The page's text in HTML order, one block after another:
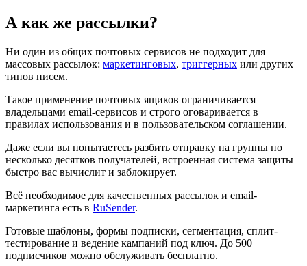
А как же рассылки?
Ни один из общих почтовых сервисов не подходит для
массовых рассылок: маркетинговых, триггерных или других
типов писем.
Такое применение почтовых ящиков ограничивается
владельцами email-сервисов и строго оговаривается в
правилах использования и в пользовательском соглашении.
Даже если вы попытаетесь разбить отправку на группы по
несколько десятков получателей, встроенная система защиты
быстро вас вычислит и заблокирует.
Всё необходимое для качественных рассылок и email-
маркетинга есть в RuSender.
Готовые шаблоны, формы подписки, сегментация, сплит-
тестирование и ведение кампаний под ключ. До 500
подписчиков можно обслуживать бесплатно.